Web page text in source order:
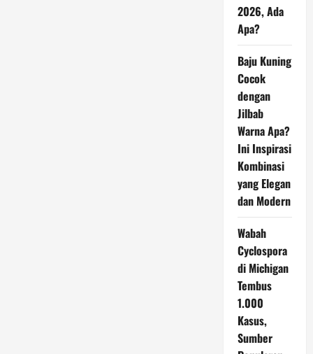
2026, Ada
Apa?
Baju Kuning
Cocok
dengan
Jilbab
Warna Apa?
Ini Inspirasi
Kombinasi
yang Elegan
dan Modern
Wabah
Cyclospora
di Michigan
Tembus
1.000
Kasus,
Sumber